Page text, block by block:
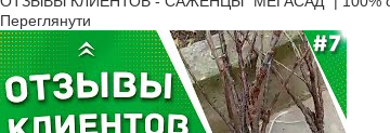
Переглянути